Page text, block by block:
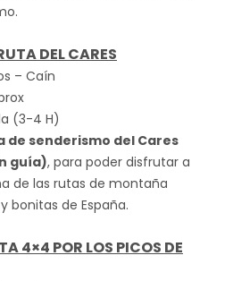
DEL CARES
– Caín
(3-4 H)
de senderismo del Cares
guía), para poder disfrutar a
de las rutas de montaña
bonitas de España.
4×4 POR LOS PICOS DE